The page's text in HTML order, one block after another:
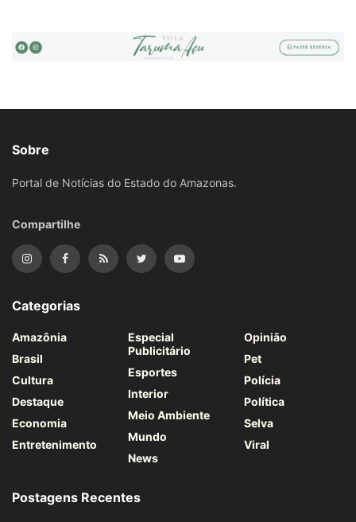
Sobre
Portal de Notícias do Estado do Amazonas.
Compartilhe
Categorias
Amazônia
Brasil
Cultura
Destaque
Economia
Entretenimento
Especial
Publicitário
Esportes
Interior
Meio Ambiente
Mundo
News
Opinião
Pet
Polícia
Política
Selva
Viral
Postagens Recentes